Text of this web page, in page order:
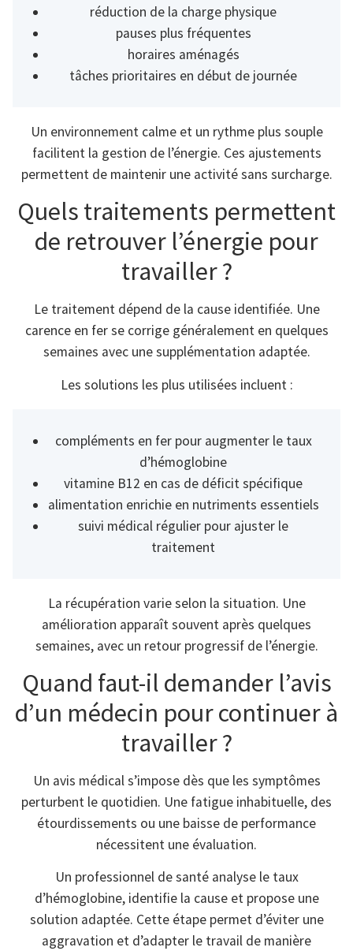
réduction de la charge physique
pauses plus fréquentes
horaires aménagés
tâches prioritaires en début de journée
Un environnement calme et un rythme plus souple
facilitent la gestion de l’énergie. Ces ajustements
permettent de maintenir une activité sans surcharge.
Quels traitements permettent
de retrouver l’énergie pour
travailler ?
Le traitement dépend de la cause identifiée. Une
carence en fer se corrige généralement en quelques
semaines avec une supplémentation adaptée.
Les solutions les plus utilisées incluent :
compléments en fer pour augmenter le taux
d’hémoglobine
vitamine B12 en cas de déficit spécifique
alimentation enrichie en nutriments essentiels
suivi médical régulier pour ajuster le
traitement
La récupération varie selon la situation. Une
amélioration apparaît souvent après quelques
semaines, avec un retour progressif de l’énergie.
Quand faut-il demander l’avis
d’un médecin pour continuer à
travailler ?
Un avis médical s’impose dès que les symptômes
perturbent le quotidien. Une fatigue inhabituelle, des
étourdissements ou une baisse de performance
nécessitent une évaluation.
Un professionnel de santé analyse le taux
d’hémoglobine, identifie la cause et propose une
solution adaptée. Cette étape permet d’éviter une
aggravation et d’adapter le travail de manière